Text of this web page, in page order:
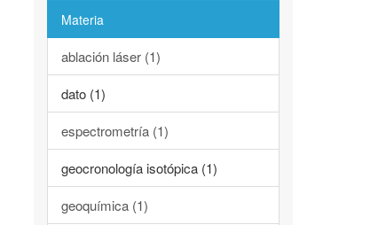
Materia
ablación láser (1)
dato (1)
espectrometría (1)
geocronología isotópica (1)
geoquímica (1)